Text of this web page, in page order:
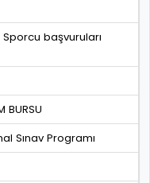
başvuruları
BURSU
Sınav Programı